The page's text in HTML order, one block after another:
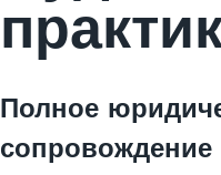
Полное
сопровождение